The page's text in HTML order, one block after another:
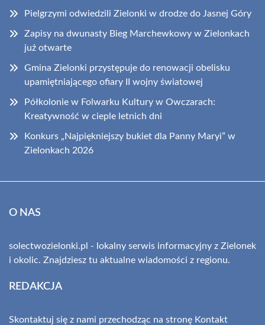
Pielgrzymi odwiedzili Zielonki w drodze do Jasnej Góry
Zapisy na dwunasty Bieg Marchewkowy w Zielonkach
już otwarte
Gmina Zielonki przystępuje do renowacji obelisku
upamiętniającego ofiary II wojny światowej
Półkolonie w Folwarku Kultury w Owczarach:
Kreatywność w cieple letnich dni
Konkurs „Najpiękniejszy bukiet dla Panny Maryi” w
Zielonkach 2026
O NAS
solectwozielonki.pl - lokalny serwis informacyjny z Zielonek
i okolic. Znajdziesz tu aktualne wiadomości z regionu.
REDAKCJA
Skontaktuj się z nami przechodząc na stronę Kontakt